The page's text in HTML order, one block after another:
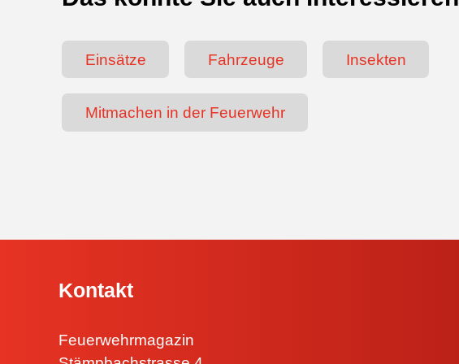
Einsätze Fahrzeuge Insekten
Mitmachen in der Feuerwehr
Kontakt
Feuerwehrmagazin